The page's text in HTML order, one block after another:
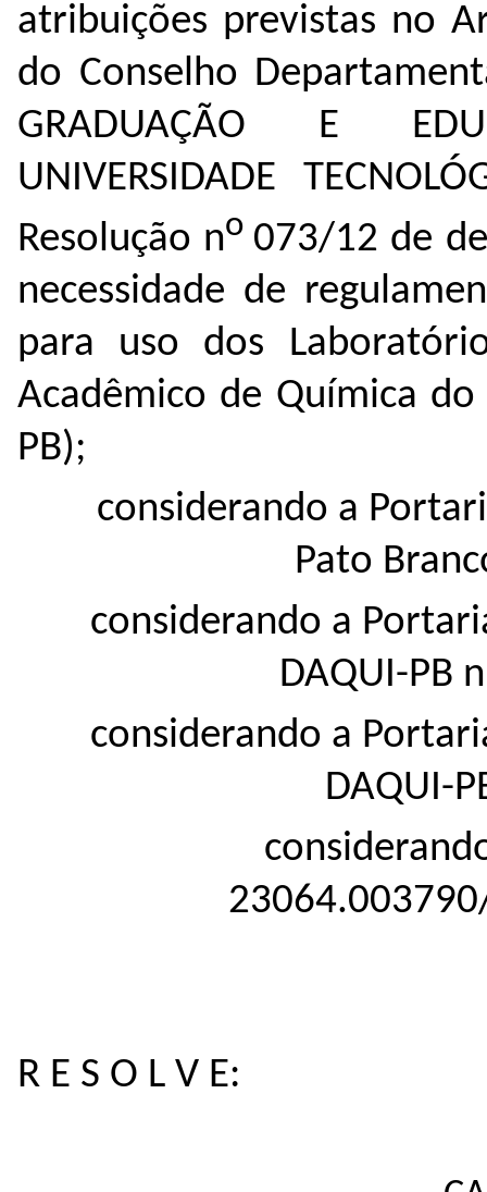
atribuições previstas no
do Conselho
GRADUAÇÃO E
UNIVERSIDADE
Resolução no 073/12 de
necessidade de
para uso dos
Acadêmico de Química do
PB);
considerando a
Pato
considerando a
DAQUI-PB
considerando a
DAQUI-
R E S O L V E: